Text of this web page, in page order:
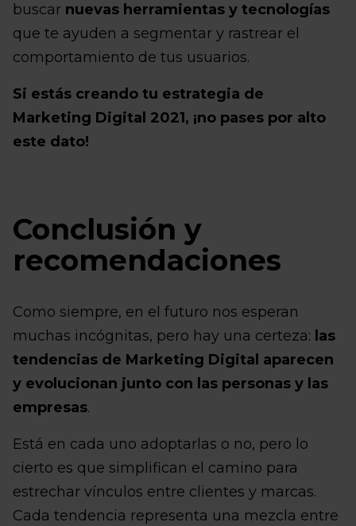
buscar nuevas herramientas y tecnologías
que te ayuden a segmentar y rastrear el
comportamiento de tus usuarios.
Si estás creando tu estrategia de
Marketing Digital 2021, ¡no pases por alto
este dato!
Conclusión y
recomendaciones
Como siempre, en el futuro nos esperan
muchas incógnitas, pero hay una certeza: las
tendencias de Marketing Digital aparecen
y evolucionan junto con las personas y las
empresas.
Está en cada uno adoptarlas o no, pero lo
cierto es que simplifican el camino para
estrechar vínculos entre clientes y marcas.
Cada tendencia representa una mezcla entre